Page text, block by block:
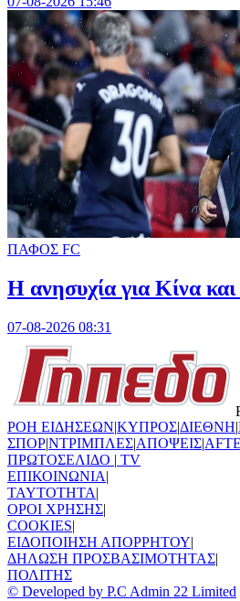
ΠΑΦΟΣ FC
Η ανησυχία για Κίνα
07-08-2026 08:31
ΡΟΗ ΕΙΔΗΣΕΩΝ|ΚΥΠΡΟΣ|ΔΙΕΘΝΗ|
ΣΠΟΡ|ΝΤΡΙΜΠΛΕΣ|ΑΠΟΨΕΙΣ|
ΠΡΩΤΟΣΕΛΙΔΟ | TV
ΕΠΙΚΟΙΝΩΝΙΑ|
TAYTOTHTA|
ΟΡΟΙ ΧΡΗΣΗΣ|
COOKIES|
ΕΙΔΟΠΟΙΗΣΗ ΑΠΟΡΡΗΤΟΥ|
ΔΗΛΩΣΗ ΠΡΟΣΒΑΣΙΜΟΤΗΤΑΣ|
ΠΟΛΙΤΗΣ
© Developed by P.C Admin 22 Limited